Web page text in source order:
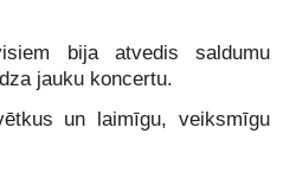
bija atvedis saldumu
jauku koncertu.
un laimīgu, veiksmīgu